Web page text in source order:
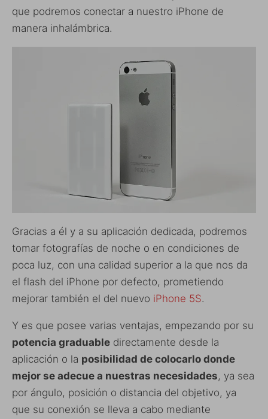
que podremos conectar a nuestro iPhone de
manera inhalámbrica.
Gracias a él y a su aplicación dedicada, podremos
tomar fotografías de noche o en condiciones de
poca luz, con una calidad superior a la que nos da
el flash del iPhone por defecto, prometiendo
mejorar también el del nuevo iPhone 5S.
Y es que posee varias ventajas, empezando por su
potencia graduable directamente desde la
aplicación o la posibilidad de colocarlo donde
mejor se adecue a nuestras necesidades, ya sea
por ángulo, posición o distancia del objetivo, ya
que su conexión se lleva a cabo mediante